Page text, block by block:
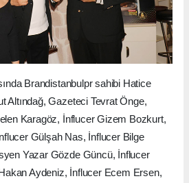
Brandistanbulpr sahibi Hatice
Altındağ, Gazeteci Tevrat Önge,
Karagöz, İnflucer Gizem Bozkurt,
Gülşah Nas, İnflucer Bilge
Yazar Gözde Güncü, İnflucer
Aydeniz, İnflucer Ecem Ersen,